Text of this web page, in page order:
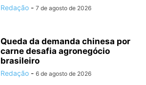
Redação - 7 de agosto de 2026
Queda da demanda chinesa por
carne desafia agronegócio
brasileiro
Redação - 6 de agosto de 2026